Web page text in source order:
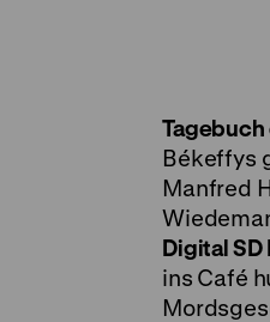
Békeffys
Manfred
Digital SD
ins Café